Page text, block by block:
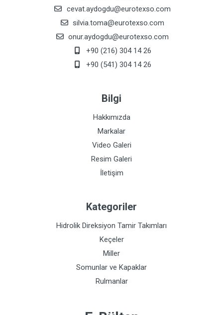
cevat.aydogdu@eurotexso.com
silvia.toma@eurotexso.com
onur.aydogdu@eurotexso.com
+90 (216) 304 14 26
+90 (541) 304 14 26
Bilgi
Hakkımızda
Markalar
Video Galeri
Resim Galeri
İletişim
Kategoriler
Hidrolik Direksiyon Tamir Takımları
Keçeler
Miller
Somunlar ve Kapaklar
Rulmanlar